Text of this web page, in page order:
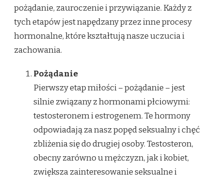
pożądanie, zauroczenie i przywiązanie. Każdy z
tych etapów jest napędzany przez inne procesy
hormonalne, które kształtują nasze uczucia i
zachowania.
Pożądanie
Pierwszy etap miłości – pożądanie – jest
silnie związany z hormonami płciowymi:
testosteronem i estrogenem. Te hormony
odpowiadają za nasz popęd seksualny i chęć
zbliżenia się do drugiej osoby. Testosteron,
obecny zarówno u mężczyzn, jak i kobiet,
zwiększa zainteresowanie seksualne i